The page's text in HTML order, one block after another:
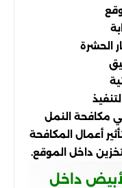
الحشرة
مكافحة النمل
أعمال المكافحة
داخل الموقع.
داخل